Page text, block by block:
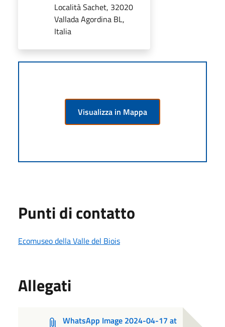
Località Sachet, 32020
Vallada Agordina BL,
Italia
Visualizza in Mappa
Punti di contatto
Ecomuseo della Valle del Biois
Allegati
WhatsApp Image 2024-04-17 at